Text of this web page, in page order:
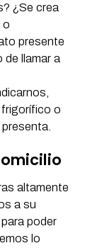
¿Se crea
o
presente
de llamar a
frigorífico o
altamente
a su
poder
lo